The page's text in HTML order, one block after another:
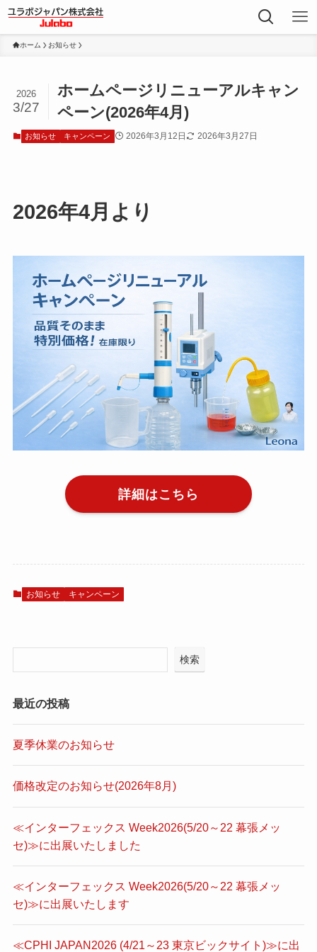
ホーム お知らせ
ホームページリニューアルキャン
ペーン(2026年4月)
2026
3/27
お知らせ キャンペーン 2026年3月12日 2026年3月27日
2026年4月より
詳細はこちら
お知らせ キャンペーン
検索
最近の投稿
夏季休業のお知らせ
価格改定のお知らせ(2026年8月)
≪インターフェックス Week2026(5/20～22 幕張メッ
セ)≫に出展いたしました
≪インターフェックス Week2026(5/20～22 幕張メッ
セ)≫に出展いたします
≪CPHI JAPAN2026 (4/21～23 東京ビックサイト)≫に出